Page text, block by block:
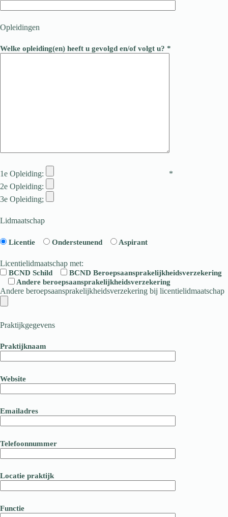
Opleidingen
Welke opleiding(en) heeft u gevolgd en/of volgt u? *
1e Opleiding:
*
2e Opleiding:
3e Opleiding;
Lidmaatschap
Licentie Ondersteunend Aspirant
Licentielidmaatschap met:
BCND Schild
BCND Beroepsaansprakelijkheidsverzekering
Andere beroepsaansprakelijkheidsverzekering
Andere beroepsaansprakelijkheidsverzekering bij licentielidmaatschap
Praktijkgegevens
Praktijknaam
Website
Emailadres
Telefoonnummer
Locatie praktijk
Functie